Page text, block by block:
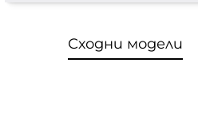
Сходни модели